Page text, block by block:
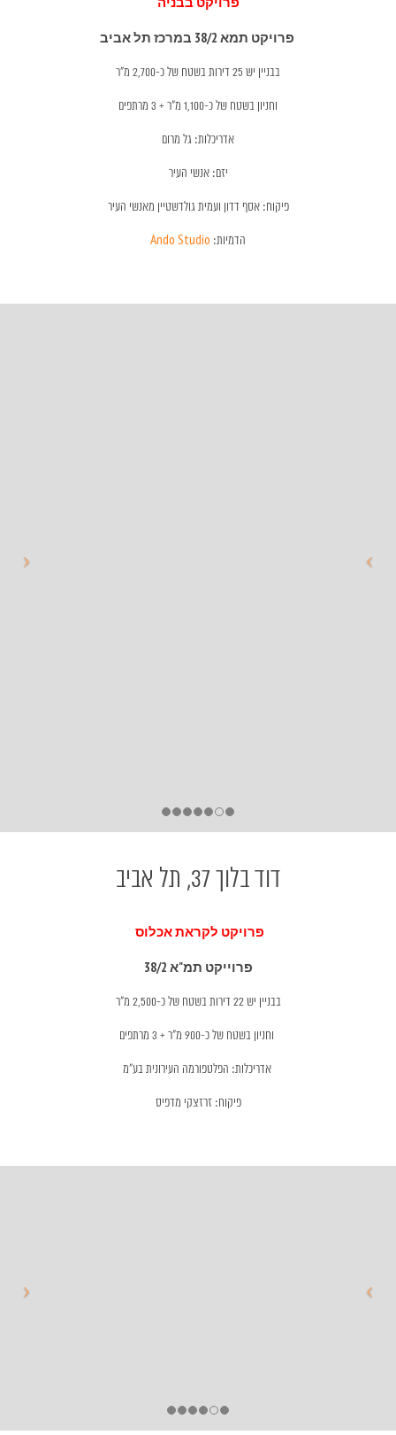
פרויקט תמא 38/2 במרכז תל אביב
בבניין יש 25 דירות בשטח של כ-2,700 מ"ר
וחניון בשטח של כ-1,100 מ"ר + 3 מרתפים
אדריכלות: גל מרום
יזם: אנשי העיר
פיקוח: אסף דדון ועמית גולדשטיין מאנשי העיר
הדמיות: Ando Studio
דוד בלוך 37, תל אביב
פרויקט לקראת אכלוס
פרוייקט תמ"א 38/2
בבניין יש 22 דירות בשטח של כ-2,500 מ"ר
וחניון בשטח של כ-900 מ"ר + 3 מרתפים
אדריכלות: הפלטפורמה העירונית בע"מ
פיקוח: זרזצקי מדפיס